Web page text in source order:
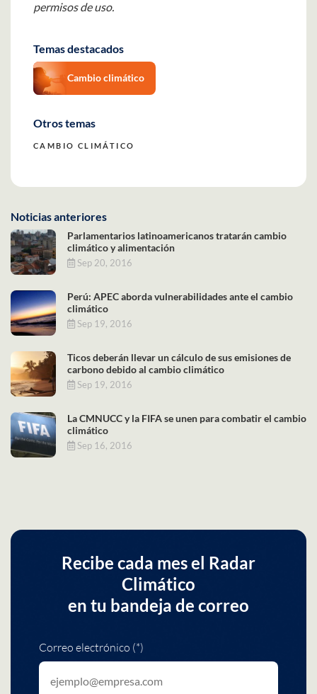
permisos de uso.
Temas destacados
Cambio climático
Otros temas
CAMBIO CLIMÁTICO
Noticias anteriores
Parlamentarios latinoamericanos tratarán cambio
climático y alimentación
Sep 20, 2016
Perú: APEC aborda vulnerabilidades ante el cambio
climático
Sep 19, 2016
Ticos deberán llevar un cálculo de sus emisiones de
carbono debido al cambio climático
Sep 19, 2016
La CMNUCC y la FIFA se unen para combatir el cambio
climático
Sep 16, 2016
Recibe cada mes el Radar
Climático
en tu bandeja de correo
Correo electrónico (*)